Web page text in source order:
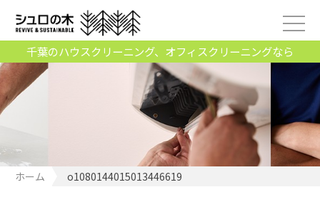
千葉のハウスクリーニング、オフィスクリーニングなら
ホーム o1080144015013446619